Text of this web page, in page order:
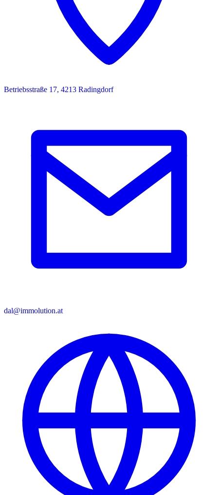
Betriebsstraße 17, 4213 Radingdorf
dal@immolution.at